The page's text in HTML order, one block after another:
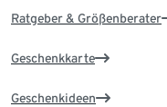
Ratgeber & Größenberater
Geschenkkarte
Geschenkideen